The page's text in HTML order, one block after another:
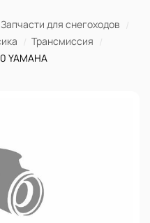
Запчасти для снегоходов
Трансмиссия
YAMAHA